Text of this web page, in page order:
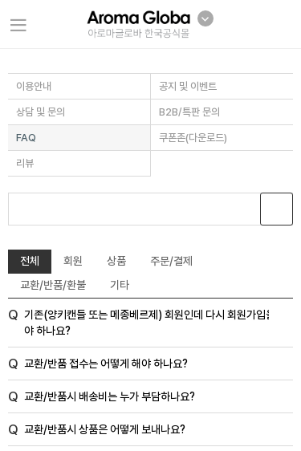
이용안내 공지 및 이벤트
상담 및 문의 B2B/특판 문의
FAQ 쿠폰존(다운로드)
리뷰
전체 회원 상품
주문/결제
교환/반품/환불
기타
Q 기존(양키캔들 또는 메종베르제) 회원인데 다시 회원가입을 해
야 하나요?
Q 교환/반품 접수는 어떻게 해야 하나요?
Q 교환/반품시 배송비는 누가 부담하나요?
Q 교환/반품시 상품은 어떻게 보내나요?